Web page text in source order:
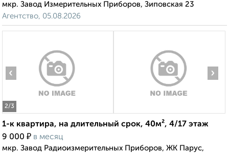
мкр. Завод Измерительных Приборов, Зиповская 23
Агентство, 05.08.2026
2/3
‹ ›
1-к квартира, на длительный срок, 40м², 4/17 этаж
9 000 ₽ в месяц
мкр. Завод Радиоизмерительных Приборов, ЖК Парус,